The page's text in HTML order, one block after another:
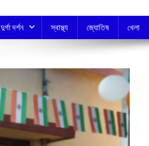
দুর্গা দর্শন স্বাস্থ্য জ্যোতিষ খেলা